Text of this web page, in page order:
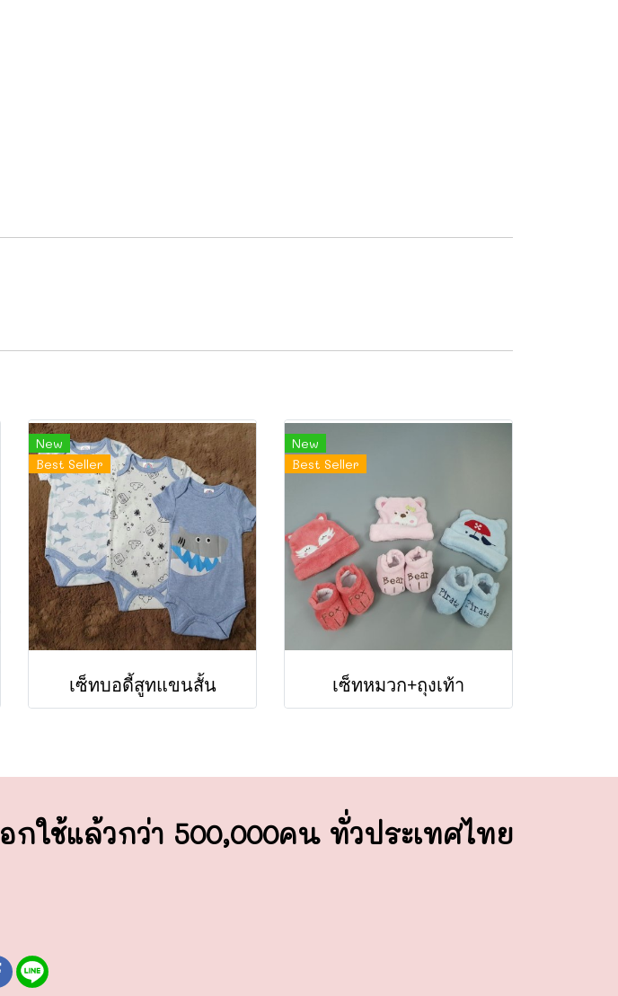
New
Best Seller
เซ็ทบอดี้สูทแขนสั้น
New
Best Seller
เซ็ทหมวก+ถุงเท้า
กใช้แล้วกว่า 500,000คน ทั่วประเทศไทย